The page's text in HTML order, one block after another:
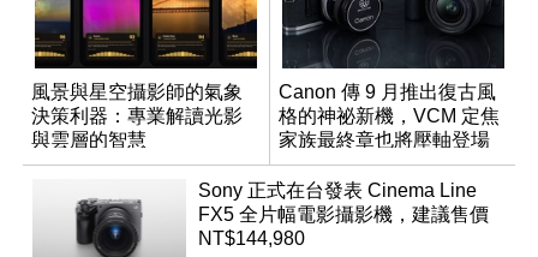
風景與星空攝影師的氣象
決策利器：專業解讀光影
與雲層的智慧
App「Atmos」登場
Canon 傳 9 月推出復古風
格的神祕新機，VCM 定焦
家族最終章也將壓軸登場
Sony 正式在台發表 Cinema Line
FX5 全片幅電影攝影機，建議售價
NT$144,980